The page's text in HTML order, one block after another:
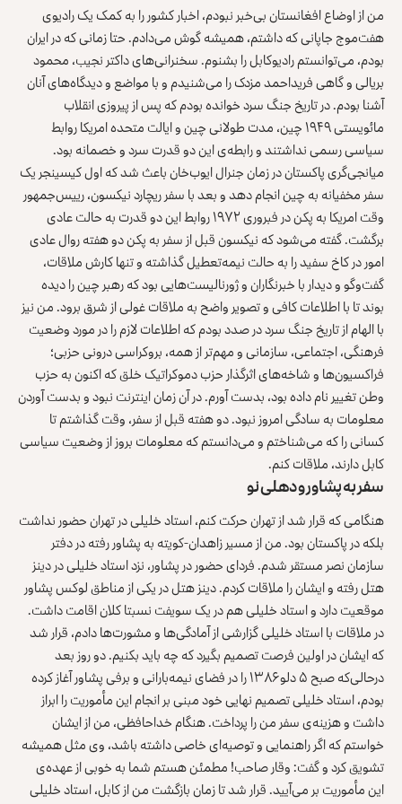
من از اوضاع افغانستان بی‌خبر نبودم، اخبار کشور را به کمک یک رادیوی
هفت‌موج جاپانی که داشتم، همیشه گوش می‌دادم. حتا زمانی‌ که در ایران
بودم، می‌توانستم رادیوکابل را بشنوم. سخنرانی‌های داکتر نجیب، محمود
بریالی و گاهی فریداحمد مزدک را می‌شنیدم و با مواضع و دیدگاه‌های آنان
آشنا بودم. در تاریخ جنگ سرد خوانده بودم که پس از پیروزی انقلاب
مائویستی ۱۹۴۹ چین، مدت طولانی چین و ایالت متحده امریکا روابط
سیاسی رسمی نداشتند و رابطه‌ی این دو قدرت سرد و خصمانه بود.
میانجی‌گری پاکستان در زمان جنرال ایوب‌خان باعث شد که اول کیسینجر یک
سفر مخفیانه به چین انجام دهد و بعد با سفر ریچارد نیکسون، رییس‌جمهور
وقت امریکا به پکن در فبروری ۱۹۷۲ روابط این دو قدرت به حالت عادی
برگشت. گفته می‌شود که نیکسون قبل از سفر به پکن دو هفته روال عادی
امور در کاخ سفید را به حالت نیمه‌تعطیل گذاشته و تنها کارش ملاقات،
گفت‌وگو و دیدار با خبرنگاران و ژورنالیست‌هایی بود که رهبر چین را دیده
بوند تا با اطلاعات کافی و تصویر واضح به ملاقات غولی از شرق برود. من نیز
با الهام از تاریخ جنگ سرد ‌در صدد بودم که اطلاعات لازم را در مورد وضعیت
فرهنگی، اجتماعی، سازمانی و مهم‌تر از همه، بروکراسی درونی حزبی؛
فراکسیون‌ها و شاخه‌های اثرگذار حزب دموکراتیک خلق که اکنون به حزب
وطن تغییر نام داده بود، بدست آورم. در آن زمان اینترنت نبود و بدست آوردن
معلومات به سادگی امروز نبود. دو هفته قبل از سفر، وقت گذاشتم تا
کسانی را که می‌شناختم و می‌دانستم که معلومات بروز از وضعیت سیاسی
کابل دارند، ملاقات کنم.
سفر به پشاور و دهلی نو
هنگامی که قرار شد از تهران حرکت کنم، استاد خلیلی در تهران حضور نداشت
بلکه در پاکستان بود. من از مسیر زاهدان-کویته به پشاور رفته در دفتر
سازمان نصر مستقر شدم. فردای حضور در پشاور، نزد استاد خلیلی در دینز
هتل رفته و ایشان را ملاقات کردم. دینز هتل در یکی از مناطق لوکس پشاور
موقعیت دارد و استاد خلیلی هم در یک سویفت نسبتا کلان اقامت داشت.
در ملاقات با استاد خلیلی گزارشی از آمادگی‌ها و مشورت‌ها دادم، قرار شد
که ایشان در اولین فرصت تصمیم بگیرد که چه باید بکنیم. دو روز بعد
درحالی‌که صبح ۵ دلو ۱۳۸۶ را در فضای نیمه‌بارانی و برفی پشاور آغاز کرده
بودم، استاد خلیلی تصمیم‌ نهایی خود مبنی بر انجام این مأموریت را ابراز
داشت و هزینه‌ی سفر من را پرداخت. هنگام خداحافظی، من از ایشان
خواستم که اگر راهنمایی و توصیه‌ای خاصی داشته باشد، وی مثل همیشه
تشویق کرد و گفت: وقار صاحب! مطمئن هستم شما به‌ خوبی از عهده‌ی
این مأموریت بر می‌آیید. قرار شد تا زمان بازگشت من از کابل، استاد خلیلی